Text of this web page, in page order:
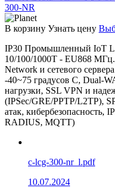
Relative Humidity
Storage
-40
Regulatory
Compliance
FCC
300-NR
В корзину Узнать цену
IP30 Промышленный IoT
10/100/1000T - EU868
Network и сетевого
-40~75 градусов C, Dual-
нагрузки, SSL VPN и
(IPSec/GRE/PPTP/L2TP),
атак, кибербезопасность,
RADIUS, MQTT)
c-lcg-300-nr_l.pdf
10.07.2024